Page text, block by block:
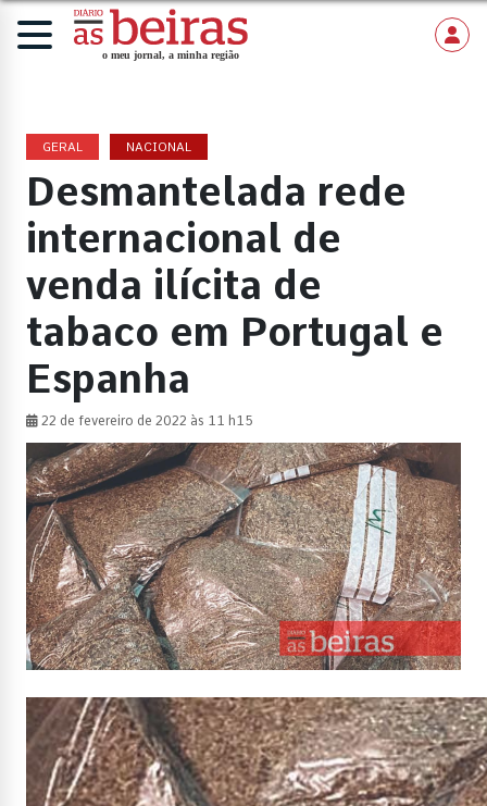
GERAL NACIONAL
Desmantelada rede
internacional de
venda ilícita de
tabaco em Portugal e
Espanha
22 de fevereiro de 2022 às 11 h15